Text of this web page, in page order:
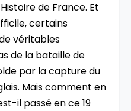
de France. Et
certains
véritables
de la bataille de
par la capture du
Mais comment en
il passé en ce 19